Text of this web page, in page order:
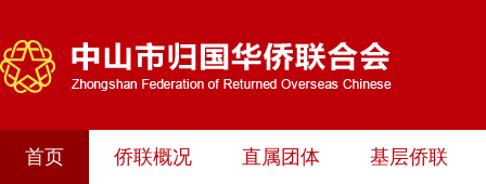
首页 侨联概况 直属团体 基层侨联